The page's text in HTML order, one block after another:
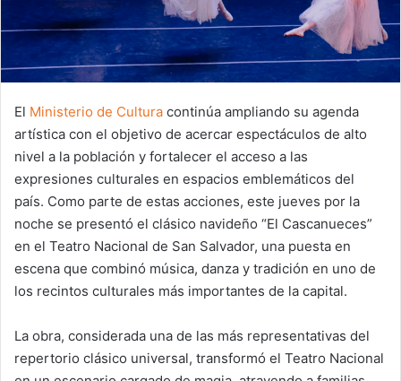
El Ministerio de Cultura continúa ampliando su agenda
artística con el objetivo de acercar espectáculos de alto
nivel a la población y fortalecer el acceso a las
expresiones culturales en espacios emblemáticos del
país. Como parte de estas acciones, este jueves por la
noche se presentó el clásico navideño “El Cascanueces”
en el Teatro Nacional de San Salvador, una puesta en
escena que combinó música, danza y tradición en uno de
los recintos culturales más importantes de la capital.
La obra, considerada una de las más representativas del
repertorio clásico universal, transformó el Teatro Nacional